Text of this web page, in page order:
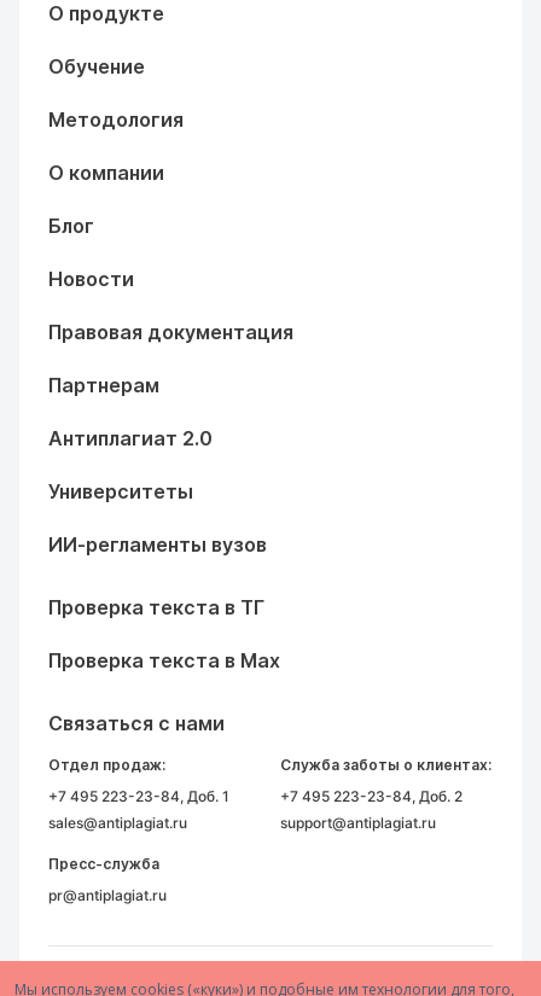
Мы используем cookies («куки») и подобные им технологии для того,
О продукте
Обучение
Методология
О компании
Блог
Новости
Правовая документация
Партнерам
Антиплагиат 2.0
Университеты
ИИ-регламенты вузов
Проверка текста в ТГ
Проверка текста в Max
Связаться с нами
Отдел продаж:
+7 495 223-23-84, Доб. 1
sales@antiplagiat.ru
Служба заботы о клиентах:
+7 495 223-23-84, Доб. 2
support@antiplagiat.ru
Пресс-служба
pr@antiplagiat.ru